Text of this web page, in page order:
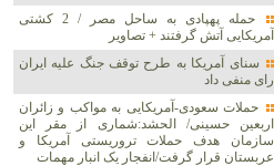
حمله پهپادی به ساحل مصر / 2 کشتی
آمریکایی آتش گرفتند + تصاویر
سنای آمریکا به طرح توقف جنگ علیه ایران
رای منفی داد
حملات سعودی-آمریکایی به مواکب و زائران
اربعین حسینی/ الحشد:شماری از مقر این
سازمان هدف حملات تروریستی آمریکا و
عربستان قرار گرفت/انفجار یک انبار مهمات